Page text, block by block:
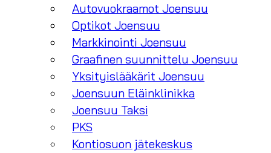
Autovuokraamot Joensuu
Optikot Joensuu
Markkinointi Joensuu
Graafinen suunnittelu Joensuu
Yksityislääkärit Joensuu
Joensuun Eläinklinikka
Joensuu Taksi
PKS
Kontiosuon jätekeskus